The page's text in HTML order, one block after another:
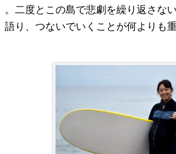
二度とこの島で悲劇を繰り返さな
り、つないでいくことが何よりも